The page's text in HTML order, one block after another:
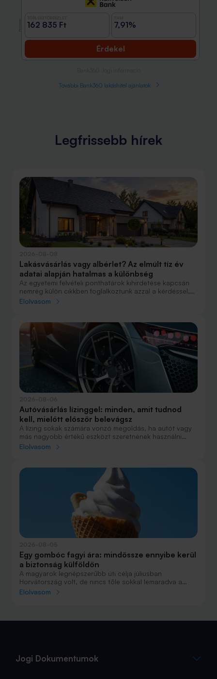
162 835 Ft 7,91%
Érdekel
További Bank360 lakáshitel ajánlatok
Legfrissebb hírek
Lakásvásárlás vagy albérlet? Az elmúlt tíz év
adatai alapján hatalmas a különbség
Az egyetemi felvételi ponthatárok kihirdetése kapcsán
nemrég külön cikkben foglalkoztunk azzal a kérdéssel,
hogy lakást venni vagy vásárolni éri meg jobban. Előző
csak teheti, annak mindenképpen megéri a
lakásvásárlás. De mi a helyzet akkor, ha inkább a
múltbéli adatokra koncentrálunk? Hogyan áll ma valaki,
aki 2016-ban lakást vásárolt, illetve valaki, aki a bérlés
mellett döntött, illetve jobb híján arra kényszerült?
Elolvasom
Autóvásárlás lízinggel: minden, amit tudnod
kell, mielőtt először belevágsz
A lízing sokak számára vonzó megoldás, ha autót vagy
más nagyobb értékű eszközt szeretnének használni
anélkül, hogy azt egy összegben ki kellene fizetniük.
fogalmak közül, amelyekkel biztosan találkozol.
Elolvasom
Egy gombóc fagyi ára: mindössze ennyibe kerül
a biztonság külföldön
A magyarok legnépszerűbb úti célja júliusban
Horvátország volt, de nincs tőle sokkal lemaradva a
júniust megnyerő Olaszország sem. A tengerparti
Elolvasom
Jogi Dokumentumok